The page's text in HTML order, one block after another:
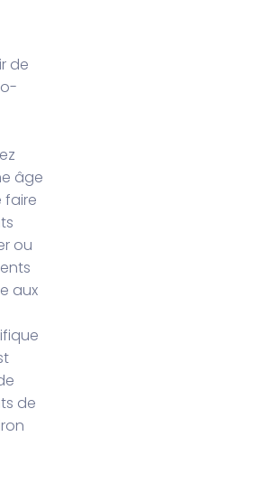
de
âge
faire
ou
aux
de